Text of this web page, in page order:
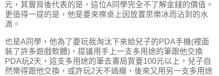
元，其實背後代表的是，這位A同學完全不了解金錢的價值。
更值得一提的是，他是要來擦桌上因放置思樂冰而沾到的水
滴。
也是A同學，他為了要玩我淘汰下來給兒子的PDA手機(裡面
裝了許多遊戲軟體)，提議用手上一支多用途的筆跟他交換
PDA玩2天，這支多用途的筆去書局買要100元以上，兒子自
然樂得跟他交換，或許玩2天不過癮，後來又用另一支多用途